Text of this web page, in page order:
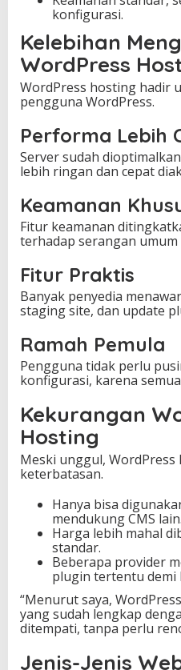
konfigurasi.
Kelebihan
WordPress
WordPress hosting hadir
pengguna WordPress.
Performa Lebih
Server sudah
lebih ringan dan cepat
Keamanan
Fitur keamanan
terhadap serangan umum
Fitur Praktis
Banyak penyedia
staging site, dan update
Ramah Pemula
Pengguna tidak perlu
konfigurasi, karena
Kekurangan
Hosting
Meski unggul,
keterbatasan.
Hanya bisa
mendukung CMS lain.
Harga lebih mahal
standar.
Beberapa provider
plugin tertentu demi
“Menurut saya,
yang sudah lengkap
ditempati, tanpa perlu
Jenis-Jenis